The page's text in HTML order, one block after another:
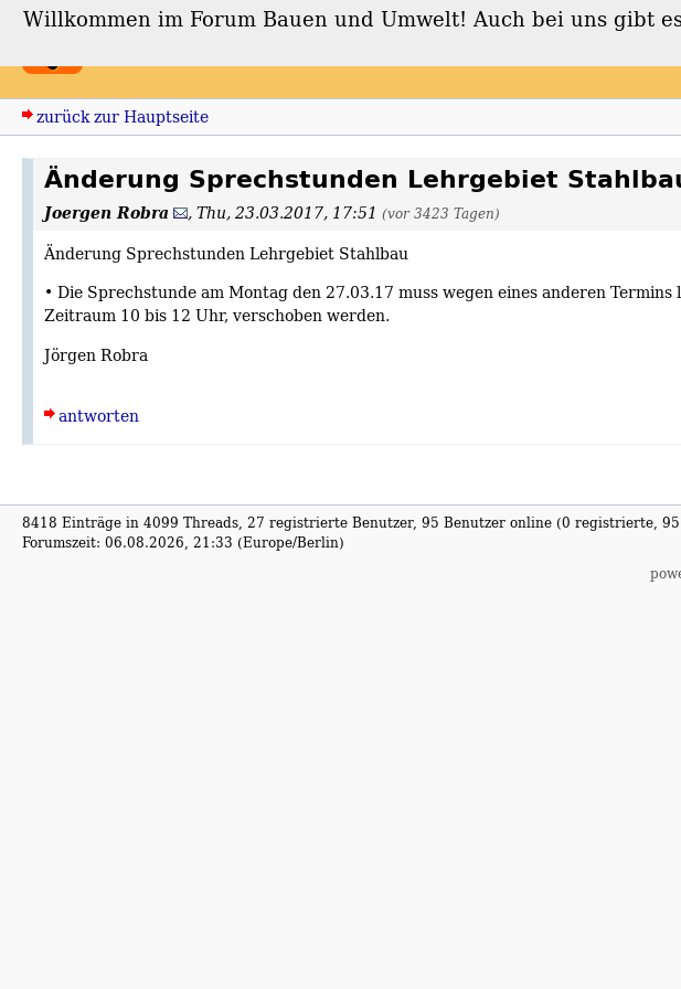
Forum Bauen und Umwelt
zurück zur Hauptseite
Änderung Sprechstunden Lehrgebiet
Joergen Robra ,Thu, 23.03.2017, 17:51 (vor 3423 Tagen)
Änderung Sprechstunden Lehrgebiet Stahlbau
• Die Sprechstunde am Montag den 27.03.17 muss wegen eines anderen
Zeitraum 10 bis 12 Uhr, verschoben werden.
Jörgen Robra
antworten
8418 Einträge in 4099 Threads, 27 registrierte Benutzer, 95 Benutzer online (0 registrierte, 95
Forumszeit: 06.08.2026, 21:33 (Europe/Berlin)
Willkommen im Forum Bauen und Umwelt! Auch bei uns gibt